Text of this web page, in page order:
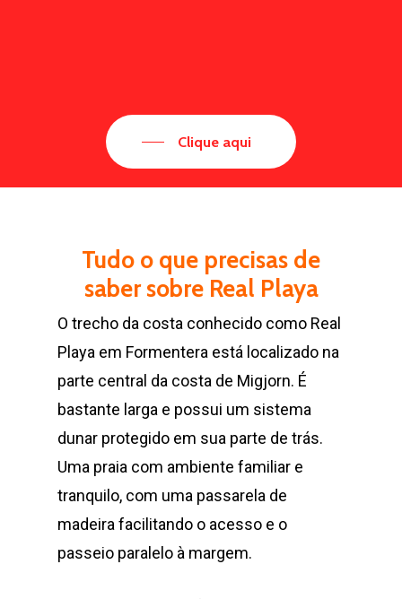
Clique aqui
Tudo o que precisas de
saber sobre Real Playa
O trecho da costa conhecido como Real
Playa em Formentera está localizado na
parte central da costa de Migjorn. É
bastante larga e possui um sistema
dunar protegido em sua parte de trás.
Uma praia com ambiente familiar e
tranquilo, com uma passarela de
madeira facilitando o acesso e o
passeio paralelo à margem.